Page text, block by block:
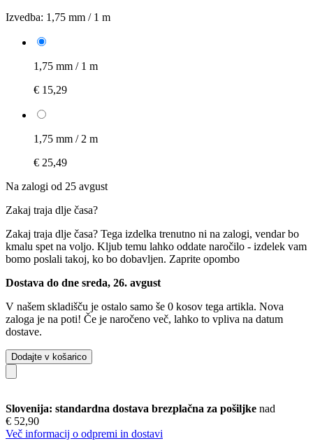
Izvedba: 1,75 mm / 1 m
1,75 mm / 1 m
€ 15,29
1,75 mm / 2 m
€ 25,49
Na zalogi od 25 avgust
Zakaj traja dlje časa?
Zakaj traja dlje časa? Tega izdelka trenutno ni na zalogi, vendar bo
kmalu spet na voljo. Kljub temu lahko oddate naročilo - izdelek vam
bomo poslali takoj, ko bo dobavljen. Zaprite opombo
Dostava do dne sreda, 26. avgust
V našem skladišču je ostalo samo še 0 kosov tega artikla. Nova
zaloga je na poti! Če je naročeno več, lahko to vpliva na datum
dostave.
Dodajte v košarico
Slovenija: standardna dostava brezplačna za pošiljke nad
€ 52,90
Več informacij o odpremi in dostavi